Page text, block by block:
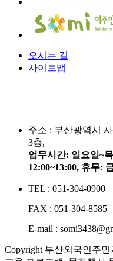
오시는 길
사이트맵
주소 : 부산광역시
3층,
업무시간: 일요일~
12:00~13:00, 휴무:
TEL : 051-304-0900
FAX : 051-304-8585
E-mail :
Copyright 부산외국인주민